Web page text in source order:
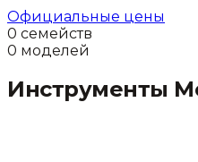
Официальные цены
0 семейств
0 моделей
Инструменты